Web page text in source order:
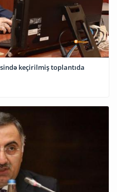
keçirilmiş toplantıda